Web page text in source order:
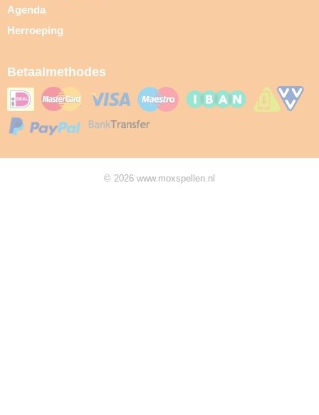
Agenda
Herroeping
Betaalmethodes
© 2026 www.moxspellen.nl